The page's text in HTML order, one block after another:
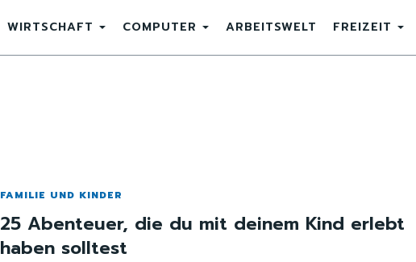
WIRTSCHAFT COMPUTER ARBEITSWELT FREIZEIT
FAMILIE UND KINDER
25 Abenteuer, die du mit deinem Kind erlebt
haben solltest